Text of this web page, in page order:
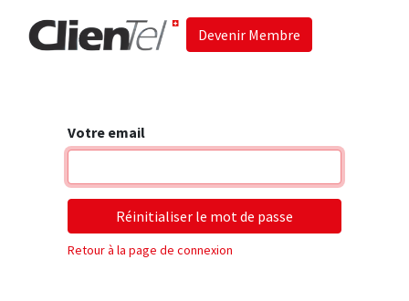
Devenir Membre
Votre email
Réinitialiser le mot de passe
Retour à la page de connexion